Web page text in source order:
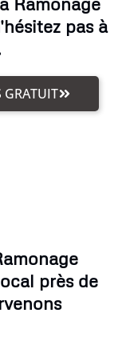
pas à
GRATUIT
près de